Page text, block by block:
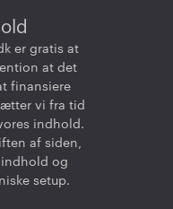
er gratis at
at det
finansiere
vi fra tid
indhold.
af siden,
indhold og
setup.